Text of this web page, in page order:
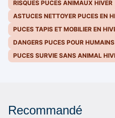
RISQUES PUCES ANIMAUX HIVER
ASTUCES NETTOYER PUCES EN
PUCES TAPIS ET MOBILIER EN
DANGERS PUCES POUR
PUCES SURVIE SANS ANIMAL
Recommandé